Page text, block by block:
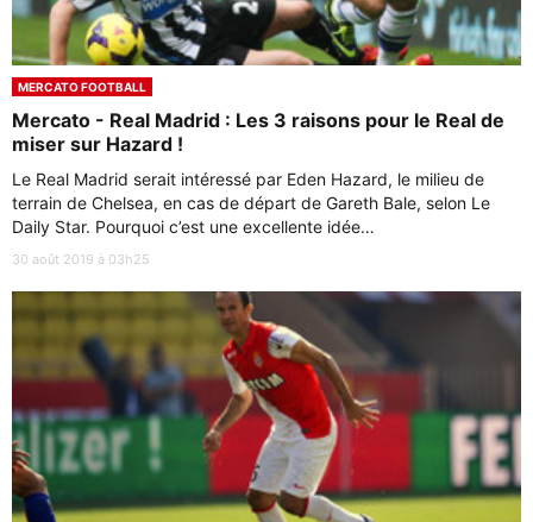
MERCATO FOOTBALL
Mercato - Real Madrid : Les 3 raisons pour le Real de
miser sur Hazard !
Le Real Madrid serait intéressé par Eden Hazard, le milieu de
terrain de Chelsea, en cas de départ de Gareth Bale, selon Le
Daily Star. Pourquoi c’est une excellente idée…
30 août 2019 à 03h25